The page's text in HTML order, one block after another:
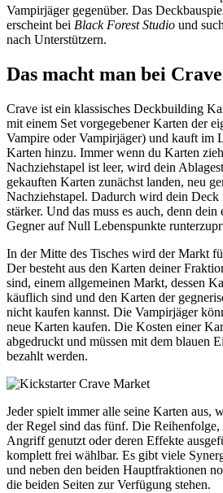
Vampirjäger gegenüber. Das
erscheint bei Black Forest Studio und
nach Unterstützern.
Das macht man bei Crave
Crave ist ein klassisches Deckbuilding
mit einem Set vorgegebener Karten der
Vampire oder Vampirjäger) und kauft im
Karten hinzu. Immer wenn du Karten
Nachziehstapel ist leer, wird dein
gekauften Karten zunächst landen, neu
Nachziehstapel. Dadurch wird dein Deck
stärker. Und das muss es auch, denn
Gegner auf Null Lebenspunkte
In der Mitte des Tisches wird der Markt
Der besteht aus den Karten deiner
sind, einem allgemeinen Markt, dessen
käuflich sind und den Karten der
nicht kaufen kannst. Die Vampirjäger
neue Karten kaufen. Die Kosten einer
abgedruckt und müssen mit dem blauen
bezahlt werden.
Jeder spielt immer alle seine Karten aus,
der Regel sind das fünf. Die Reihenfolge,
Angriff genutzt oder deren Effekte
komplett frei wählbar. Es gibt viele
und neben den beiden Hauptfraktionen
die beiden Seiten zur Verfügung stehen.